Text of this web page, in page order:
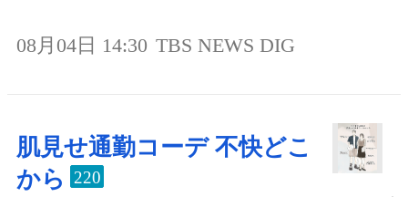
08月04日 14:30 TBS NEWS DIG
肌見せ通勤コーデ 不快どこ
から
220